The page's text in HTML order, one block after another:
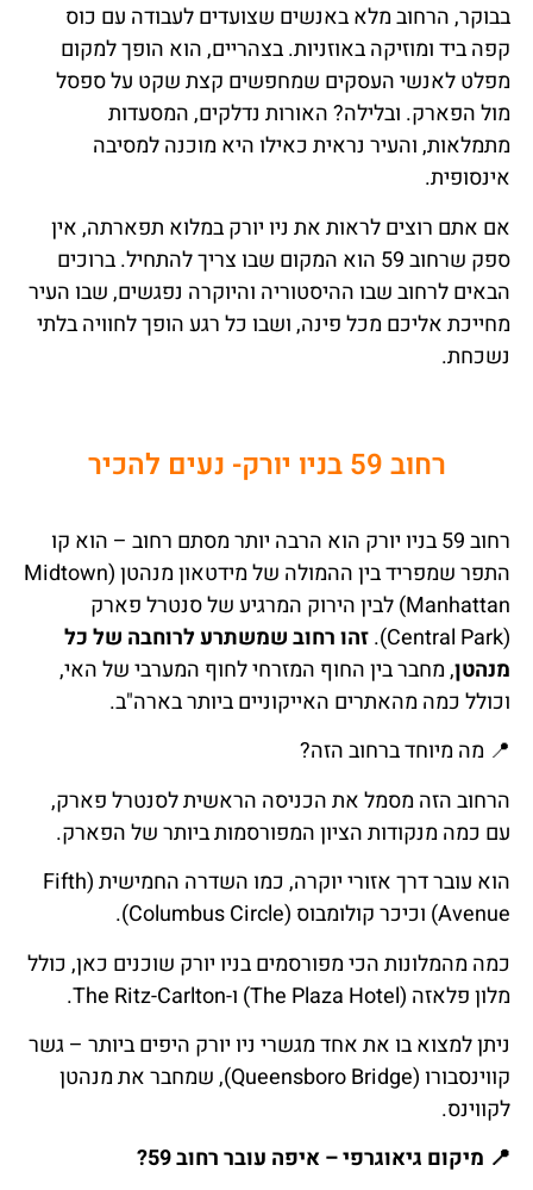
בבוקר, הרחוב מלא באנשים שצועדים לעבודה עם כוס
קפה ביד ומוזיקה באוזניות. בצהריים, הוא הופך למקום
מפלט לאנשי העסקים שמחפשים קצת שקט על ספסל
מול הפארק. ובלילה? האורות נדלקים, המסעדות
מתמלאות, והעיר נראית כאילו היא מוכנה למסיבה
אינסופית.
אם אתם רוצים לראות את ניו יורק במלוא תפארתה, אין
ספק שרחוב 59 הוא המקום שבו צריך להתחיל. ברוכים
הבאים לרחוב שבו ההיסטוריה והיוקרה נפגשים, שבו העיר
מחייכת אליכם מכל פינה, ושבו כל רגע הופך לחוויה בלתי
נשכחת.
רחוב 59 בניו יורק- נעים להכיר
רחוב 59 בניו יורק הוא הרבה יותר מסתם רחוב – הוא קו
התפר שמפריד בין ההמולה של מידטאון מנהטן (Midtown
Manhattan) לבין הירוק המרגיע של סנטרל פארק
(Central Park).
זהו רחוב שמשתרע לרוחבה של כל
מנהטן, מחבר בין החוף המזרחי לחוף המערבי של האי,
וכולל כמה מהאתרים האייקוניים ביותר בארה"ב.
📍 מה מיוחדברחובהזה?
הרחוב הזה מסמל את הכניסה הראשית לסנטרל פארק,
עם כמה מנקודות הציון המפורסמות ביותר של הפארק.
הוא עובר דרך אזורי יוקרה, כמו השדרה החמישית (Fifth
Avenue) וכיכר קולומבוס (Columbus Circle).
כמה מהמלונות הכי מפורסמים בניו יורק שוכנים כאן, כולל
מלון פלאזה (The Plaza Hotel) ו-The Ritz-Carlton.
ניתן למצוא בו את אחד מגשרי ניו יורק היפים ביותר – גשר
קווינסבורו (Queensboro Bridge), שמחבר את מנהטן
לקווינס.
📍 מיקום גיאוגרפי–איפה עובררחוב59?